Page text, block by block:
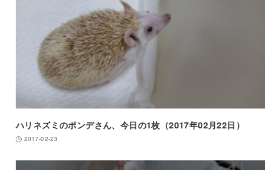
ハリネズミのポンデさん、今日の1枚（2017年02月22日）
2017-02-23